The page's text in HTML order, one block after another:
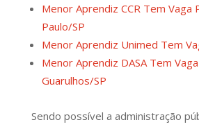
Menor Aprendiz CCR Tem Vaga
Paulo/SP
Menor Aprendiz Unimed Tem
Menor Aprendiz DASA Tem
Guarulhos/SP
Sendo possível a administração